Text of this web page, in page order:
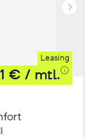
Leasing
€ / mtl.